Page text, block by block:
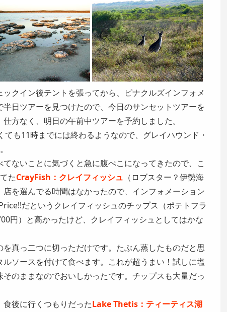
クイン後テントを張ってから、ピナクルズインフォメ
日ツアーを見つけたので、今日のサンセットツアーを
方なく、明日の午前中ツアーを予約しました。
も11時までには終わるようなので、グレイハウンド・
ないことに気づくと急に腹ぺこになってきたので、こ
たCrayFish：クレイフィッシュ （ロブスター？伊勢海
を選んでる時間はなかったので、インフォメーション
だというクレイフィッシュのチップス（ポテトフラ
円）と高かったけど、クレイフィッシュとしてはかな
真っ二つに切っただけです。たぶん蒸したものだと思
ソースを付けて食べます。これが超うまい！試しに塩
のままなのでおいしかったです。チップスも大量だっ
後に行くつもりだったLake Thetis：ティーティス湖